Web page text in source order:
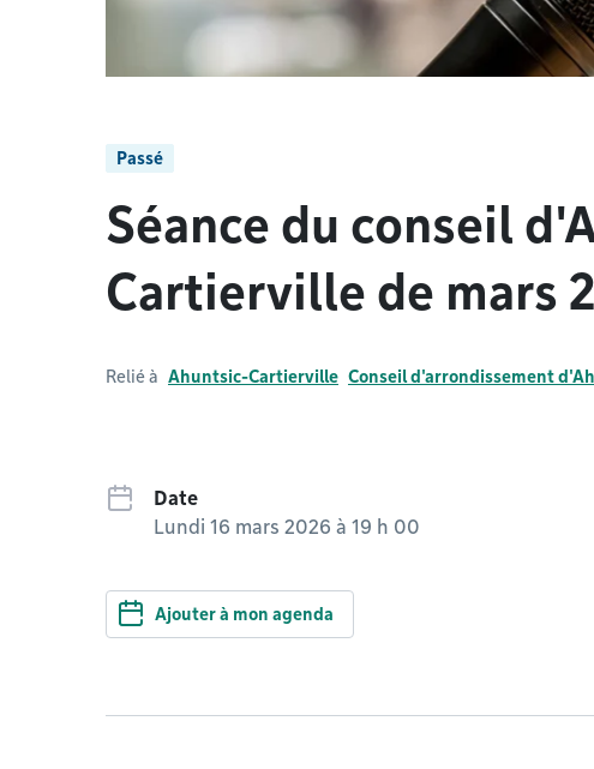
Passé
Séance du conseil
Cartierville de mars
Relié à Ahuntsic-Cartierville Conseil d'arrondissement
Date
Lundi 16 mars 2026 à 19 h 00
Ajouter à mon agenda